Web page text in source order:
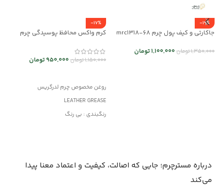
-19%
جاکارتی و کیف پول چرم mrc1318-68
1,350,000تومان1,100,000تومان
-17%
کرم واکس محافظ پوسیدگی چرم
1,150,000تومان950,000تومان
روغن مخصوص چرم لدرگریس
LEATHER GREASE
رنگبندی : بی رنگ
درباره مسترچرم؛ جایی که اصالت، کیفیت و اعتماد معنا پیدا
می‌کند